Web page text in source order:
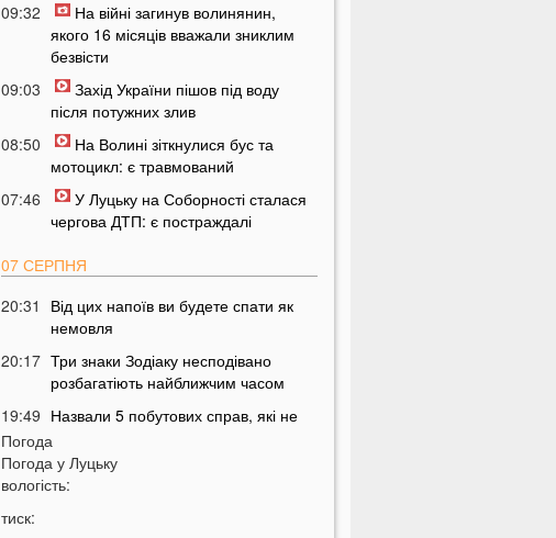
09:32
На війні загинув волинянин,
якого 16 місяців вважали зниклим
безвісти
09:03
Захід України пішов під воду
після потужних злив
08:50
На Волині зіткнулися бус та
мотоцикл: є травмований
07:46
У Луцьку на Соборності сталася
чергова ДТП: є постраждалі
07 СЕРПНЯ
20:31
Від цих напоїв ви будете спати як
немовля
20:17 Три знаки Зодіаку несподівано
розбагатіють найближчим часом
19:49 Назвали 5 побутових справ, які не
можна робити в суботу та неділю
19:30 Назвали найжадібніших чоловіків за
знаком Зодіаку
19:15
Погода
Погода у Луцьку
вологість:
тиск: